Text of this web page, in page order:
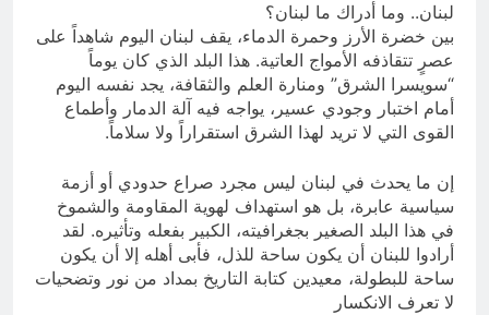
​لبنان.. وما أدراك ما لبنان؟
​بين خضرة الأرز وحمرة الدماء، يقف لبنان اليوم شاهداً على
عصرٍ تتقاذفه الأمواج العاتية. هذا البلد الذي كان يوماً
“سويسرا الشرق” ومنارة العلم والثقافة، يجد نفسه اليوم
أمام اختبار وجودي عسير، يواجه فيه آلة الدمار وأطماع
القوى التي لا تريد لهذا الشرق استقراراً ولا سلاماً.
​إن ما يحدث في لبنان ليس مجرد صراع حدودي أو أزمة
سياسية عابرة، بل هو استهداف لهوية المقاومة والشموخ
في هذا البلد الصغير بجغرافيته، الكبير بفعله وتأثيره. لقد
أرادوا للبنان أن يكون ساحة للذل، فأبى أهله إلا أن يكون
ساحة للبطولة، معيدين كتابة التاريخ بمداد من نور وتضحيات
لا تعرف الانكسار